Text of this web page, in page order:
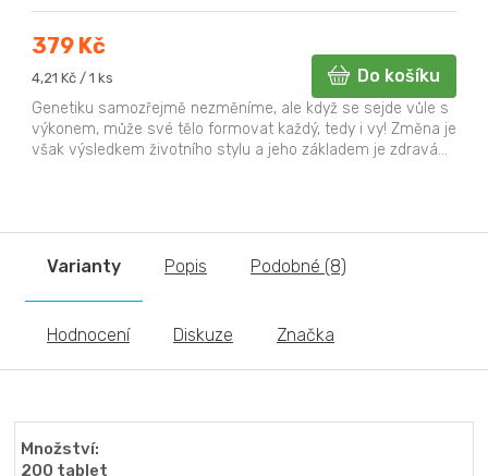
379 Kč
Měrná
4,21 Kč / 1 ks Do košíku
Genetiku samozřejmě nezměníme, ale když se sejde vůle s
výkonem, může své tělo formovat každý, tedy i vy! Změna je
však výsledkem životního stylu a jeho základem je zdravá...
Varianty Popis Podobné (8)
Hodnocení Diskuze Značka
Množství:
200 tablet